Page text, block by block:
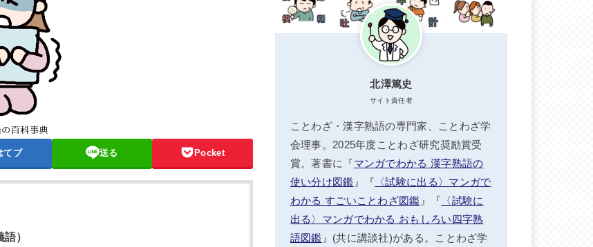
てブ 送る Pocket
）
北澤篤史
サイト責任者
ことわざ・漢字熟語の専門家、ことわざ学
会理事。2025年度ことわざ研究奨励賞受
賞。著書に『マンガでわかる 漢字熟語の
使い分け図鑑 』『 〈試験に出る〉マンガで
わかる すごいことわざ図鑑 』『 〈試験に
出る〉マンガでわかる おもしろい四字熟
語図鑑 』(共に講談社)がある。ことわざ学